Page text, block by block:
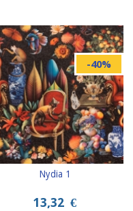
-40%
Nydia 1
13,32 €